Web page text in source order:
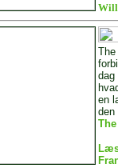
en
den